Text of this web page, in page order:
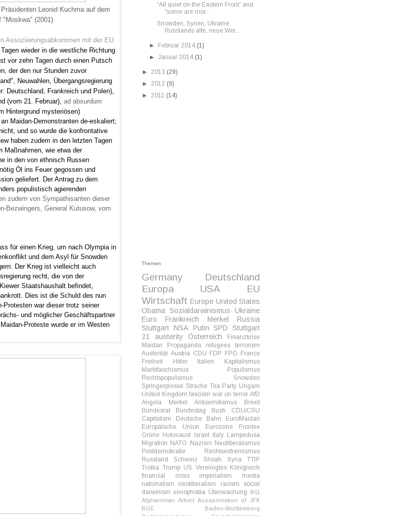
Leonid Kuchma auf dem
"Moskwa" (2001)
Assoziierungsabkommen mit der EU
wieder in die westliche Richtung
vor zehn Tagen durch einen Putsch
der den nur Stunden zuvor
Neuwahlen, Übergangsregierung
Deutschland, Frankreich und Polen),
(vom 21. Februar), ad absurdum
Hintergrund mysteriösen)
Maidan-Demonstranten de-eskaliert;
und so wurde die konfrontative
haben zudem in den letzten Tagen
Maßnahmen, wie etwa der
in den von ethnisch Russen
Öl ins Feuer gegossen und
geliefert. Der Antrag zu dem
populistisch agierenden
zudem von Sympathisanten dieser
Bezwingers, General Kutusow, vom
für einen Krieg, um nach Olympia in
und dem Asyl für Snowden
Der Krieg ist vielleicht auch
recht, die von der
Staatshaushalt befindet,
Dies ist die Schuld des nun
Protesten war dieser trotz seiner
und möglicher Geschäftspartner
Proteste wurde er im Westen
“All quiet on the Eastern Front” and
“some are mor...
Snowden, Syrien, Ukraine.
Russlands alte, neue Wel...
► Februar 2014 (1)
►Januar 2014 (1)
► 2013 (29)
► 2012 (9)
► 2011 (14)
Themen
Germany
Deutschland
Europa
USA
EU
Wirtschaft Europe United States
Obama
Sozialdarwinismus
Ukraine
Euro
Frankreich Merkel
Russia
Stuttgart NSA Putin SPD
Stuttgart
21
austerity Österreich
Finanzkrise
Maidan
Propaganda refugees
terrorism
Austerität Austria CDU FDP FPÖ
France
Freiheit
Hitler Italien
Kapitalismus
Marktfaschismus
Populismus
Rechtspopulismus
Snowden
Springerpresse Strache Tea Party Ungarn
United Kingdom fascism war on terror AfD
Angela Merkel
Antisemitismus
Brexit
Bundesrat
Bundestag Bush
CDU/CSU
Capitalism
Deutsche Bahn
EuroMaidan
Europäische Union
Eurozone
Frontex
Grüne Holocaust Israel Italy Lampedusa
Migration NATO Nazism Neoliberalismus
Postdemokratie
Rechtsextremismus
Russland
Schweiz Shoah Syria
TTIP
Troika Trump US Vereinigtes Königreich
financial crisis
imperialism
media
nationalism
neoliberalism racism
social
darwinism xenophobia Überwachung 9/11
Afghanistan
Arbeit
Assassination of JFK
BGE
Baden-Württemberg